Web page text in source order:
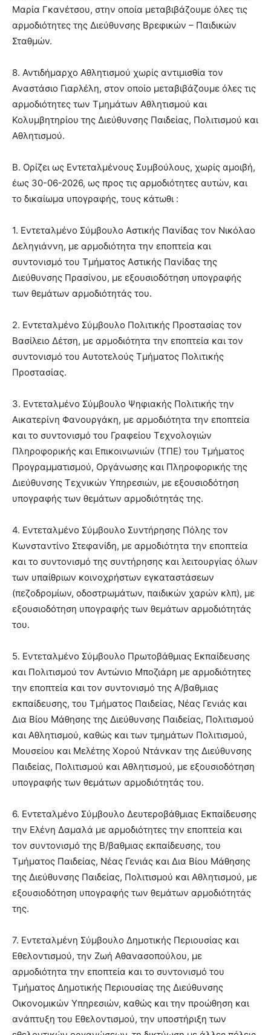
Μαρία Γκανέτσου, στην οποία μεταβιβάζουμε όλες τις
αρμοδιότητες της Διεύθυνσης Βρεφικών – Παιδικών
Σταθμών.
8. Αντιδήμαρχο Αθλητισμού χωρίς αντιμισθία τον
Αναστάσιο Γιαρλέλη, στον οποίο μεταβιβάζουμε όλες τις
αρμοδιότητες των Τμημάτων Αθλητισμού και
Κολυμβητηρίου της Διεύθυνσης Παιδείας, Πολιτισμού και
Αθλητισμού.
Β. Ορίζει ως Εντεταλμένους Συμβούλους, χωρίς αμοιβή,
έως 30-06-2026, ως προς τις αρμοδιότητες αυτών, και
το δικαίωμα υπογραφής, τους κάτωθι :
1. Εντεταλμένο Σύμβουλο Αστικής Πανίδας τον Νικόλαο
Δεληγιάννη, με αρμοδιότητα την εποπτεία και
συντονισμό του Τμήματος Αστικής Πανίδας της
Διεύθυνσης Πρασίνου, με εξουσιοδότηση υπογραφής
των θεμάτων αρμοδιότητάς του.
2. Εντεταλμένο Σύμβουλο Πολιτικής Προστασίας τον
Βασίλειο Δέτση, με αρμοδιότητα την εποπτεία και τον
συντονισμό του Αυτοτελούς Τμήματος Πολιτικής
Προστασίας.
3. Εντεταλμένο Σύμβουλο Ψηφιακής Πολιτικής την
Αικατερίνη Φανουργάκη, με αρμοδιότητα την εποπτεία
και το συντονισμό του Γραφείου Τεχνολογιών
Πληροφορικής και Επικοινωνιών (ΤΠΕ) του Τμήματος
Προγραμματισμού, Οργάνωσης και Πληροφορικής της
Διεύθυνσης Τεχνικών Υπηρεσιών, με εξουσιοδότηση
υπογραφής των θεμάτων αρμοδιότητάς της.
4. Εντεταλμένο Σύμβουλο Συντήρησης Πόλης τον
Κωνσταντίνο Στεφανίδη, με αρμοδιότητα την εποπτεία
και το συντονισμό της συντήρησης και λειτουργίας όλων
των υπαίθριων κοινοχρήστων εγκαταστάσεων
(πεζοδρομίων, οδοστρωμάτων, παιδικών χαρών κλπ), με
εξουσιοδότηση υπογραφής των θεμάτων αρμοδιότητάς
του.
5. Εντεταλμένο Σύμβουλο Πρωτοβάθμιας Εκπαίδευσης
και Πολιτισμού τον Αντώνιο Μποζιάρη με αρμοδιότητες
την εποπτεία και τον συντονισμό της Α/βαθμιας
εκπαίδευσης, του Τμήματος Παιδείας, Νέας Γενιάς και
Δια Βίου Μάθησης της Διεύθυνσης Παιδείας, Πολιτισμού
και Αθλητισμού, καθώς και των τμημάτων Πολιτισμού,
Μουσείου και Μελέτης Χορού Ντάνκαν της Διεύθυνσης
Παιδείας, Πολιτισμού και Αθλητισμού, με εξουσιοδότηση
υπογραφής των θεμάτων αρμοδιότητάς του.
6. Εντεταλμένο Σύμβουλο Δευτεροβάθμιας Εκπαίδευσης
την Ελένη Δαμαλά με αρμοδιότητες την εποπτεία και
τον συντονισμό της Β/βαθμιας εκπαίδευσης, του
Τμήματος Παιδείας, Νέας Γενιάς και Δια Βίου Μάθησης
της Διεύθυνσης Παιδείας, Πολιτισμού και Αθλητισμού, με
εξουσιοδότηση υπογραφής των θεμάτων αρμοδιότητάς
της.
7. Εντεταλμένη Σύμβουλο Δημοτικής Περιουσίας και
Εθελοντισμού, την Ζωή Αθανασοπούλου, με
αρμοδιότητα την εποπτεία και το συντονισμό του
Τμήματος Δημοτικής Περιουσίας της Διεύθυνσης
Οικονομικών Υπηρεσιών, καθώς και την προώθηση και
ανάπτυξη του Εθελοντισμού, την υποστήριξη των